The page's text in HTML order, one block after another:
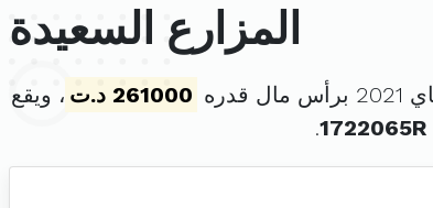
المزارع السعيدة
261000 د.ت
، ويقع
1722065R
.